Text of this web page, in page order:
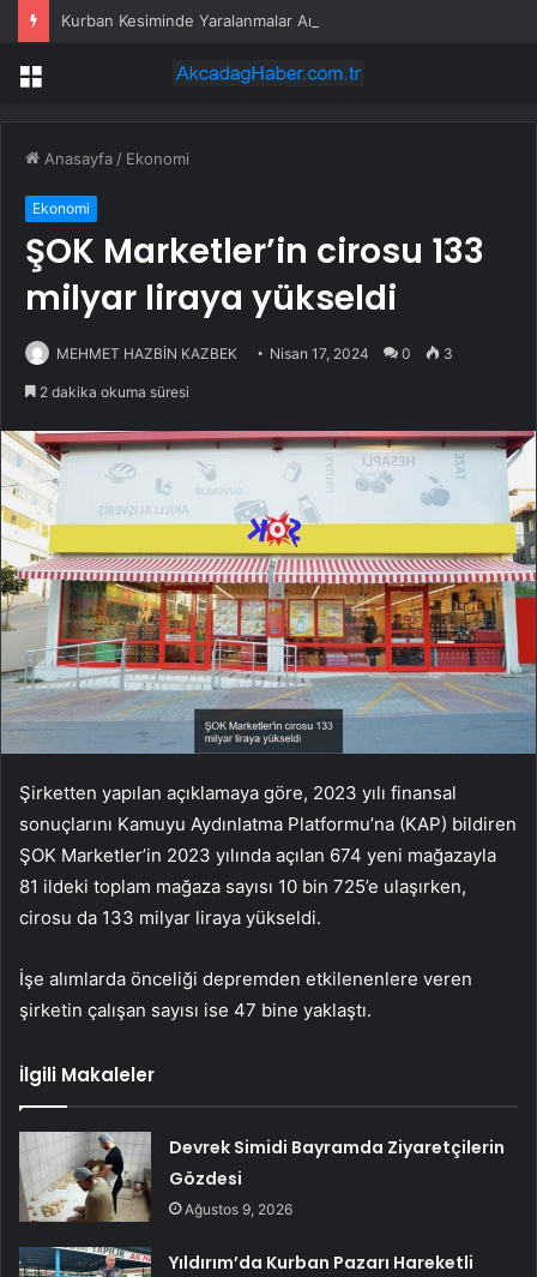
Kurban Kesiminde Yaralanmalar Artıyor
Menü
Anasayfa / Ekonomi
Ekonomi
ŞOK Marketler’in cirosu 133
milyar liraya yükseldi
MEHMET HAZBİN KAZBEK Nisan 17, 2024 0 3
2 dakika okuma süresi
Şirketten yapılan açıklamaya göre, 2023 yılı finansal
sonuçlarını Kamuyu Aydınlatma Platformu’na (KAP) bildiren
ŞOK Marketler’in 2023 yılında açılan 674 yeni mağazayla
81 ildeki toplam mağaza sayısı 10 bin 725’e ulaşırken,
cirosu da 133 milyar liraya yükseldi.
İşe alımlarda önceliği depremden etkilenenlere veren
şirketin çalışan sayısı ise 47 bine yaklaştı.
İlgili Makaleler
Devrek Simidi Bayramda Ziyaretçilerin
Gözdesi
Ağustos 9, 2026
Yıldırım’da Kurban Pazarı Hareketli